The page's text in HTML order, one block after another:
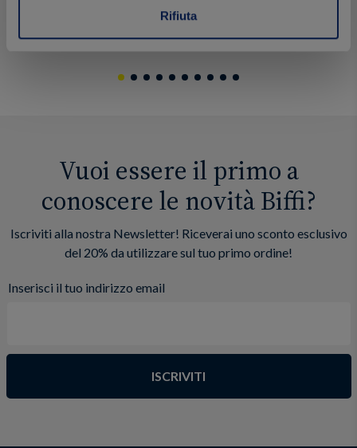
Rifiuta
Vuoi essere il primo a
conoscere le novità Biffi?
Iscriviti alla nostra Newsletter! Riceverai uno sconto esclusivo
del 20% da utilizzare sul tuo primo ordine!
Inserisci il tuo indirizzo email
ISCRIVITI